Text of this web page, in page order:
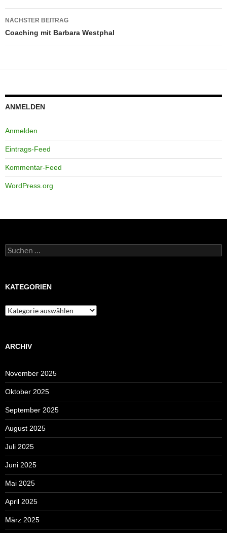
NÄCHSTER BEITRAG
Coaching mit Barbara Westphal
ANMELDEN
Anmelden
Eintrags-Feed
Kommentar-Feed
WordPress.org
Suchen
nach:
KATEGORIEN
Kategorien
ARCHIV
November 2025
Oktober 2025
September 2025
August 2025
Juli 2025
Juni 2025
Mai 2025
April 2025
März 2025